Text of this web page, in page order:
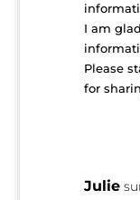
I am
Please
for
Julie